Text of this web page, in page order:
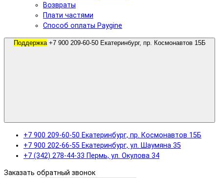
Возвраты
Плати частями
Способ оплаты Paygine
Поддержка
+7 900 209-60-50 Екатеринбург, пр. Космонавтов 15Б
+7 900 202-66-55 Екатеринбург, ул. Шаумяна 35
+7 (342) 278-44-33 Пермь, ул. Окулова 34
Заказать обратный звонок